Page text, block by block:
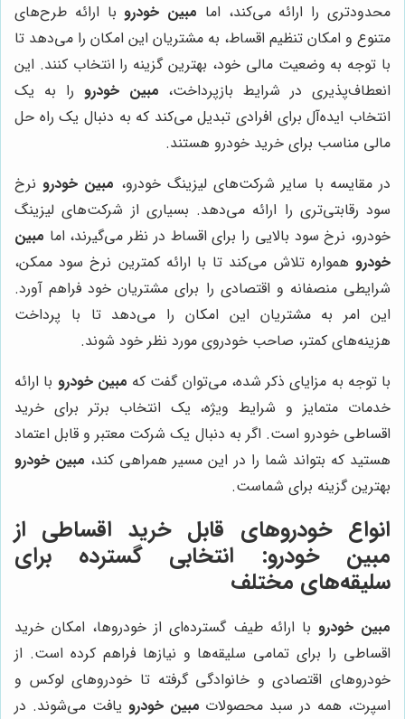
محدودتری را ارائه می‌کند، اما مبین خودروبا ارائه طرح‌های
متنوع و امکان تنظیم اقساط، به مشتریان این امکان را می‌دهد تا
با توجه به وضعیت مالی خود، بهترین گزینه را انتخاب کنند. این
انعطاف‌پذیری در شرایط بازپرداخت، مبین خودرو را به یک
انتخاب ایده‌آل برای افرادی تبدیل می‌کند که به دنبال یک راه حل
مالی مناسب برای خرید خودرو هستند.
در مقایسه با سایر شرکت‌های لیزینگ خودرو، مبین خودرونرخ
سود رقابتی‌تری را ارائه می‌دهد. بسیاری از شرکت‌های لیزینگ
خودرو، نرخ سود بالایی را برای اقساط در نظر می‌گیرند، اما مبین
خودرو همواره تلاش می‌کند تا با ارائه کمترین نرخ سود ممکن،
شرایطی منصفانه و اقتصادی را برای مشتریان خود فراهم آورد.
این امر به مشتریان این امکان را می‌دهد تا با پرداخت
هزینه‌های کمتر، صاحب خودروی مورد نظر خود شوند.
با توجه به مزایای ذکر شده، می‌توان گفت که مبین خودرو با ارائه
خدمات متمایز و شرایط ویژه، یک انتخاب برتر برای خرید
اقساطی خودرو است. اگر به دنبال یک شرکت معتبر و قابل اعتماد
هستید که بتواند شما را در این مسیر همراهی کند، مبین خودرو
بهترین گزینه برای شماست.
انواع خودروهای قابل خرید اقساطی از
مبین خودرو: انتخابی گسترده برای
سلیقه‌های مختلف
مبین خودرو با ارائه طیف گسترده‌ای از خودروها، امکان خرید
اقساطی را برای تمامی سلیقه‌ها و نیازها فراهم کرده است. از
خودروهای اقتصادی و خانوادگی گرفته تا خودروهای لوکس و
اسپرت، همه در سبد محصولات مبین خودرو یافت می‌شوند. در